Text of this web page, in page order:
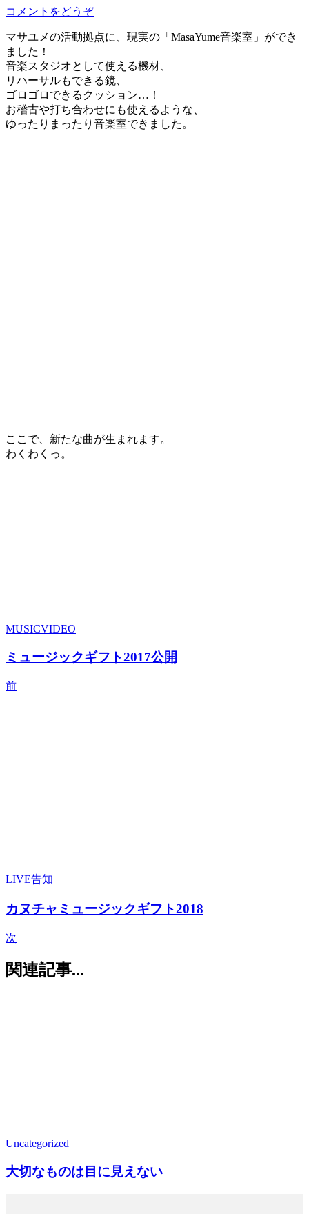
コメントをどうぞ(「マ
ユ
音
楽
室」
で
き
マサユメの活動拠点に、現実の「MasaYume音楽室」ができ
ました！
音楽スタジオとして使える機材、
リハーサルもできる鏡、
ゴロゴロできるクッション…！
お稽古や打ち合わせにも使えるような、
ゆったりまったり音楽室できました。
ここで、新たな曲が生まれます。
わくわくっ。
ョ
ン
MUSICVIDEO
ミュージックギフト2017公開
前
LIVE告知
カヌチャミュージックギフト2018
次
関連記事...
Uncategorized
大切なものは目に見えない